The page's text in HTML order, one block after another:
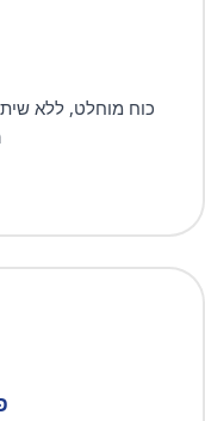
כוח מוחלט, ללא